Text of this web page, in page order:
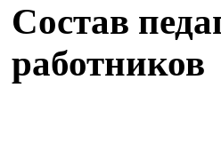
Состав
работников